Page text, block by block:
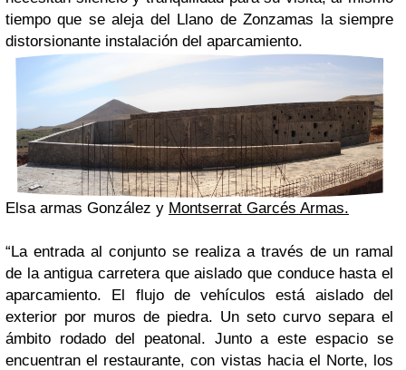
tiempo que se aleja del Llano de Zonzamas la siempre
distorsionante instalación del aparcamiento.
Elsa armas González y Montserrat Garcés Armas.
“La entrada al conjunto se realiza a través de un ramal
de la antigua carretera que aislado que conduce hasta el
aparcamiento. El flujo de vehículos está aislado del
exterior por muros de piedra. Un seto curvo separa el
ámbito rodado del peatonal. Junto a este espacio se
encuentran el restaurante, con vistas hacia el Norte, los